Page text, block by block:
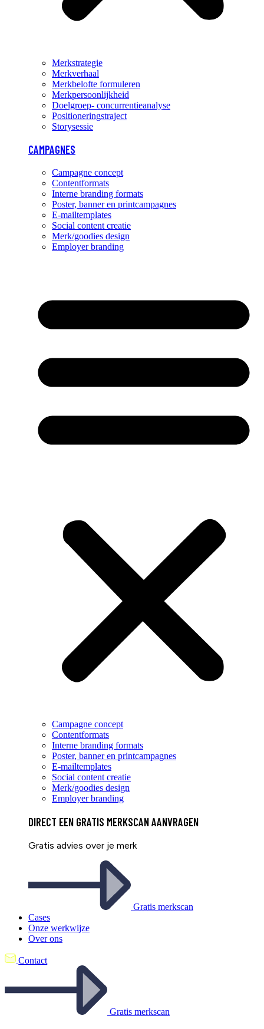
Merkstrategie
Merkverhaal
Merkbelofte formuleren
Merkpersoonlijkheid
Doelgroep- concurrentieanalyse
Positioneringstraject
Storysessie
CAMPAGNES
Campagne concept
Contentformats
Interne branding formats
Poster, banner en printcampagnes
E-mailtemplates
Social content creatie
Merk/goodies design
Employer branding
Campagne concept
Contentformats
Interne branding formats
Poster, banner en printcampagnes
E-mailtemplates
Social content creatie
Merk/goodies design
Employer branding
DIRECT EEN GRATIS MERKSCAN AANVRAGEN
Gratis advies over je merk
Gratis merkscan
Cases
Onze werkwijze
Over ons
Contact
Gratis merkscan